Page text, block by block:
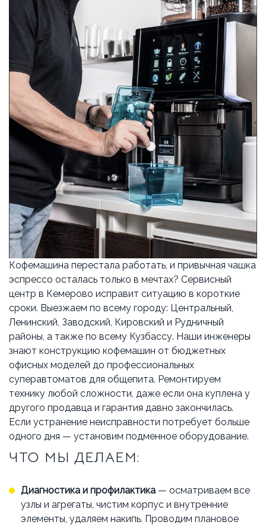
ТРАДИЦИОННЫЕ ЭСПРЕССО-МАШИНЫ
О НАС
О КОМПАНИИ ВАКАНСИИ ОТЗЫВЫ
СЕРВИСНЫЙ ЦЕНТР
ВВОД В ЭКСПЛУАТАЦИЮ
СЕРВИС И РЕМОНТ ГАРАНТИЯ
УСЛОВИЯ ВОЗВРАТА
БРЕНДЫ
АКЦИИ
ОПЛАТА И ДОСТАВКА
КАК СДЕЛАТЬ ЗАКАЗ
ОТВЕЧАЕМ НА ВОПРОСЫ
СТАТЬИ
ОБ АРЕНДЕ
КОНТАКТЫ
Кофемашина перестала работать, и привычная чашка
эспрессо осталась только в мечтах? Сервисный
центр в Кемерово исправит ситуацию в короткие
сроки. Выезжаем по всему городу: Центральный,
Ленинский, Заводский, Кировский и Рудничный
районы, а также по всему Кузбассу. Наши инженеры
знают конструкцию кофемашин от бюджетных
офисных моделей до профессиональных
суперавтоматов для общепита. Ремонтируем
технику любой сложности, даже если она куплена у
другого продавца и гарантия давно закончилась.
Если устранение неисправности потребует больше
одного дня — установим подменное оборудование.
ЧТО МЫ ДЕЛАЕМ:
Диагностика и профилактика — осматриваем все
узлы и агрегаты, чистим корпус и внутренние
элементы, удаляем накипь. Проводим плановое